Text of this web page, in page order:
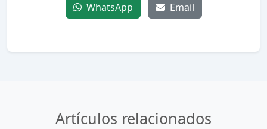
WhatsApp Email
Artículos relacionados